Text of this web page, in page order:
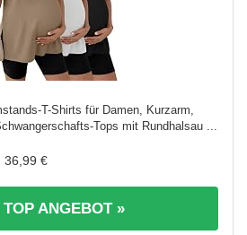
T-Shirts für Damen, Kurzarm,
Tops mit Rundhalsau ...
36,99 €
TOP ANGEBOT »